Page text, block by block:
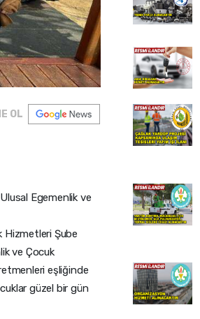
OL
Egemenlik ve
Hizmetleri Şube
ve Çocuk
eşliğinde
güzel bir gün